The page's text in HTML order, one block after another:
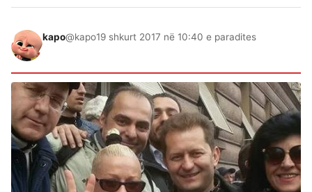
kapo@kapo19 shkurt 2017 në 10:40 e paradites